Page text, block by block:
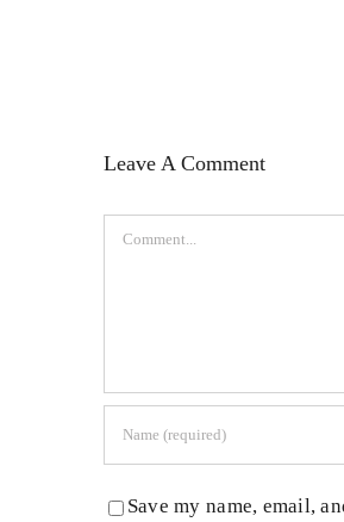
Leave A Comment
Comment
Save my name, email,